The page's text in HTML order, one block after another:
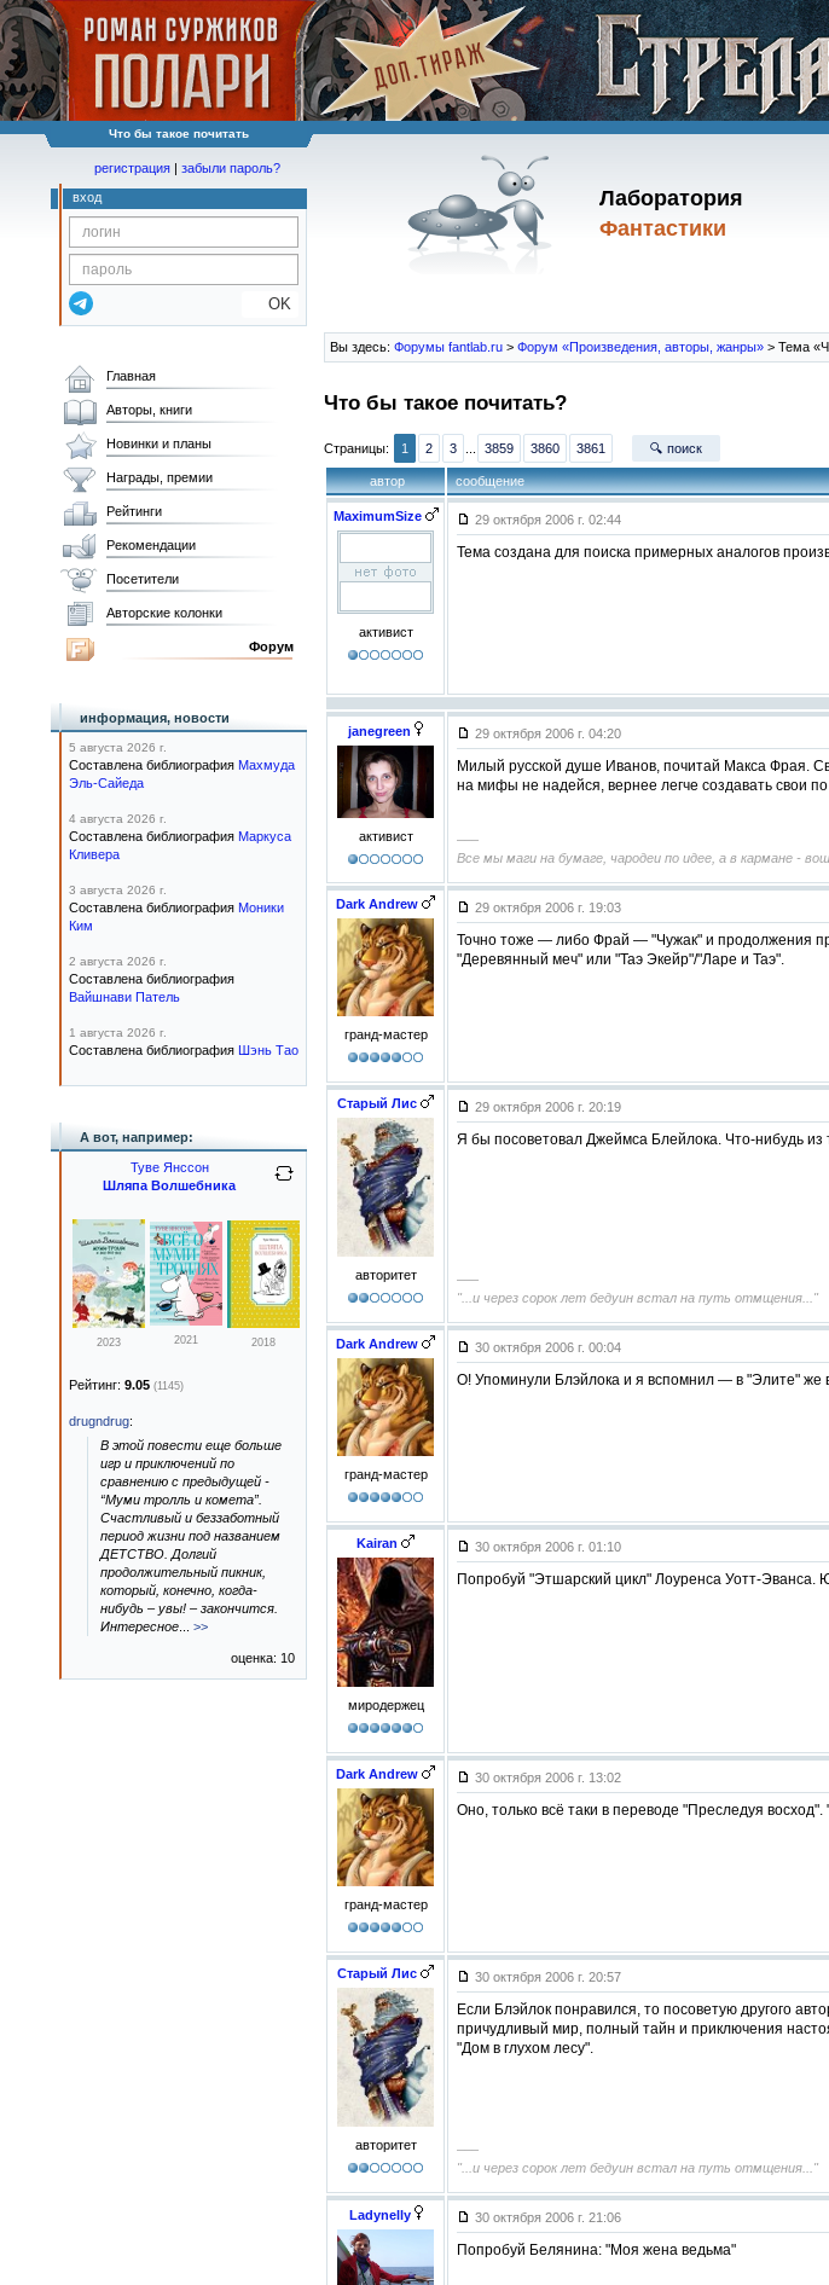
Что бы такое почитать
Лаборатория
Фантастики
регистрация | забыли пароль?
вход
OK
Вы здесь: Форумы fantlab.ru > Форум «Произведения, авторы, жанры» > Тема
Что бы такое почитать?
Страницы: 1 2 3 3859 3860 3861 🔍 поиск
автор сообщение
MaximumSize
активист
29 октября 2006 г. 02:44
Тема создана для поиска примерных аналогов
janegreen
активист
29 октября 2006 г. 04:20
Милый русской душе Иванов, почитай Макса Фрая.
на мифы не надейся, вернее легче создавать свои
–––
Все мы маги на бумаге, чародеи по идее, а в кармане -
Dark Andrew
гранд-мастер
29 октября 2006 г. 19:03
Точно тоже — либо Фрай — "Чужак" и продолжения
"Деревянный меч" или "Таэ Экейр"/"Ларе и Таэ".
Старый Лис
авторитет
29 октября 2006 г. 20:19
Я бы посоветовал Джеймса Блейлока. Что-нибудь
–––
"...и через сорок лет бедуин встал на путь отмщения..."
Dark Andrew
гранд-мастер
30 октября 2006 г. 00:04
О! Упоминули Блэйлока и я вспомнил — в "Элите"
Kairan
миродержец
30 октября 2006 г. 01:10
Попробуй "Этшарский цикл" Лоуренса Уотт-
Dark Andrew
гранд-мастер
30 октября 2006 г. 13:02
Оно, только всё таки в переводе "Преследуя
Старый Лис
авторитет
30 октября 2006 г. 20:57
Если Блэйлок понравился, то посоветую другого
причудливый мир, полный тайн и приключения
"Дом в глухом лесу".
–––
"...и через сорок лет бедуин встал на путь отмщения..."
Ladynelly 30 октября 2006 г. 21:06
Попробуй Белянина: "Моя жена ведьма"
Главная
Авторы, книги
Новинки и планы
Награды, премии
Рейтинги
Рекомендации
Посетители
Авторские колонки
Форум
информация, новости
5 августа 2026 г.
Составлена библиография Махмуда
Эль-Сайеда
4 августа 2026 г.
Составлена библиография Маркуса
Кливера
3 августа 2026 г.
Составлена библиография Моники
Ким
2 августа 2026 г.
Составлена библиография
Вайшнави Патель
1 августа 2026 г.
Составлена библиография Шэнь Тао
А вот, например:
Туве Янссон
Шляпа Волшебника
2023 2021 2018
Рейтинг: 9.05 (1145)
drugndrug:
В этой повести еще больше
игр и приключений по
сравнению с предыдущей -
“Муми тролль и комета”.
Счастливый и беззаботный
период жизни под названием
ДЕТСТВО. Долгий
продолжительный пикник,
который, конечно, когда-
нибудь – увы! – закончится.
Интересное
>>
оценка: 10